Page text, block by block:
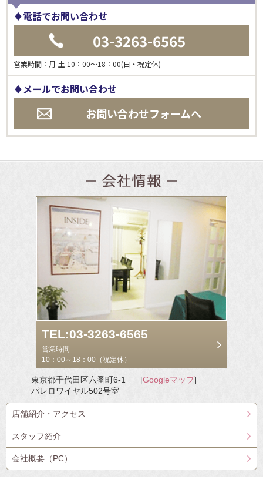
♦電話でお問い合わせ
03-3263-6565
営業時間： 月-土 10：00～18：00(日・祝定休)
♦メールでお問い合わせ
お問い合わせフォームへ
TEL:03-3263-6565
営業時間
10：00～18：00（祝定休）
東京都千代田区六番町6-1
パレロワイヤル502号室
[Googleマップ]
店舗紹介・アクセス
スタッフ紹介
会社概要（PC）